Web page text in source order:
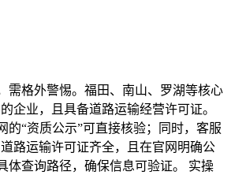
需格外警惕。福田、南山、罗湖等核心
企业，且具备道路运输经营许可证。
“资质公示”可直接核验；同时，客服
路运输许可证齐全，且在官网明确公
体查询路径，确保信息可验证。 实操